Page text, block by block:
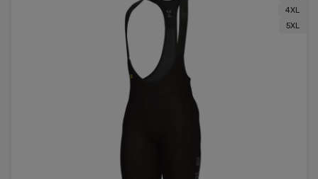
4XL
5XL